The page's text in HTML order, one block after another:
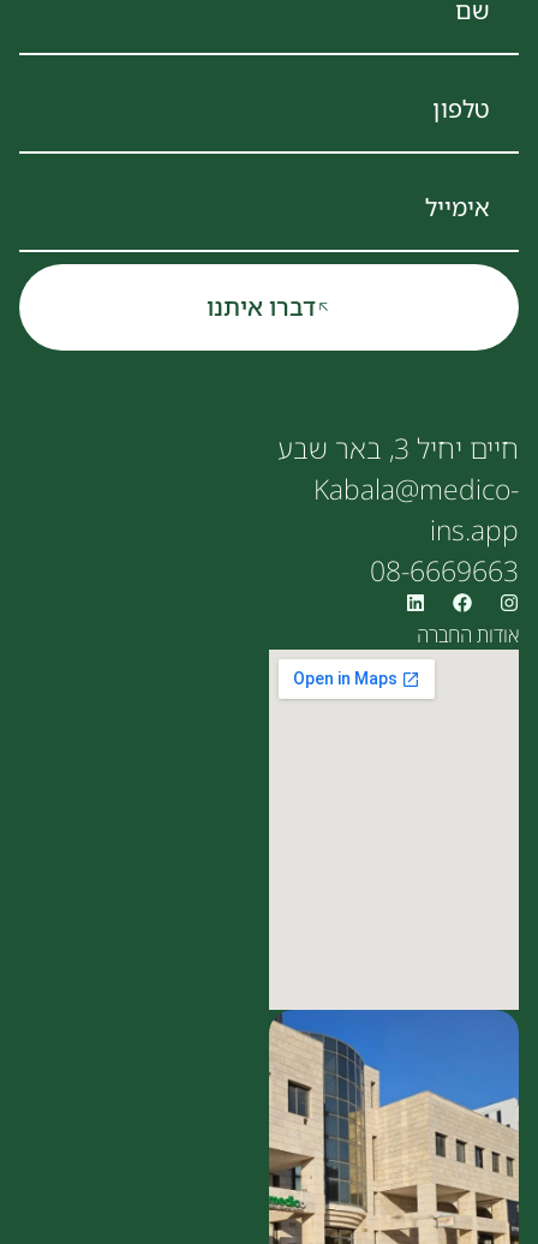
דברו איתנו
חיים יחיל 3, באר שבע
Kabala@medico-
ins.app
08-6669663
אודות החברה